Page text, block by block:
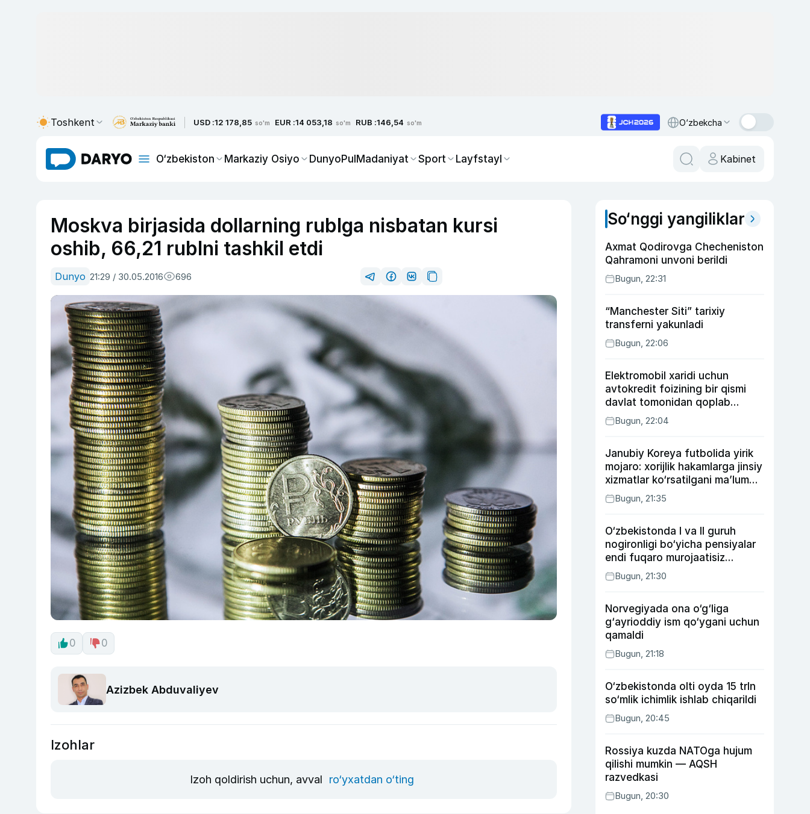
Toshkent USD :12 178,85 so'm EUR :14 053,18 so'm RUB :146,54 so'm O‘zbekcha
O‘zbekiston Markaziy Osiyo DunyoPulMadaniyat Sport Layfstayl Kabinet
Moskva birjasida dollarning rublga nisbatan kursi
oshib, 66,21 rublni tashkil etdi
Dunyo 21:29 / 30.05.2016 696
0 0
Azizbek Abduvaliyev
Izohlar
Izoh qoldirish uchun, avval ro‘yxatdan o‘ting
So‘nggi yangiliklar
Axmat Qodirovga Checheniston
Qahramoni unvoni berildi
Bugun, 22:31
“Manchester Siti” tarixiy
transferni yakunladi
Bugun, 22:06
Elektromobil xaridi uchun
avtokredit foizining bir qismi
davlat tomonidan qoplab
berilishi mumkin
Bugun, 22:04
Janubiy Koreya futbolida yirik
mojaro: xorijlik hakamlarga jinsiy
xizmatlar ko‘rsatilgani ma’lum
qilindi
Bugun, 21:35
O‘zbekistonda I va II guruh
nogironligi bo‘yicha pensiyalar
endi fuqaro murojaatisiz
tayinlanishi mumkin
Bugun, 21:30
Norvegiyada ona o‘g‘liga
g‘ayrioddiy ism qo‘ygani uchun
qamaldi
Bugun, 21:18
O‘zbekistonda olti oyda 15 trln
so‘mlik ichimlik ishlab chiqarildi
Bugun, 20:45
Rossiya kuzda NATOga hujum
qilishi mumkin — AQSH
razvedkasi
Bugun, 20:30